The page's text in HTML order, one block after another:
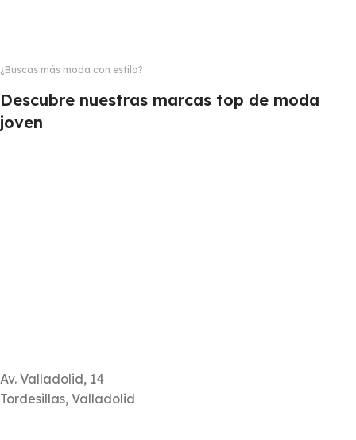
¿Buscas más moda con estilo?
Descubre nuestras marcas top de moda
joven
Av. Valladolid, 14
Tordesillas, Valladolid